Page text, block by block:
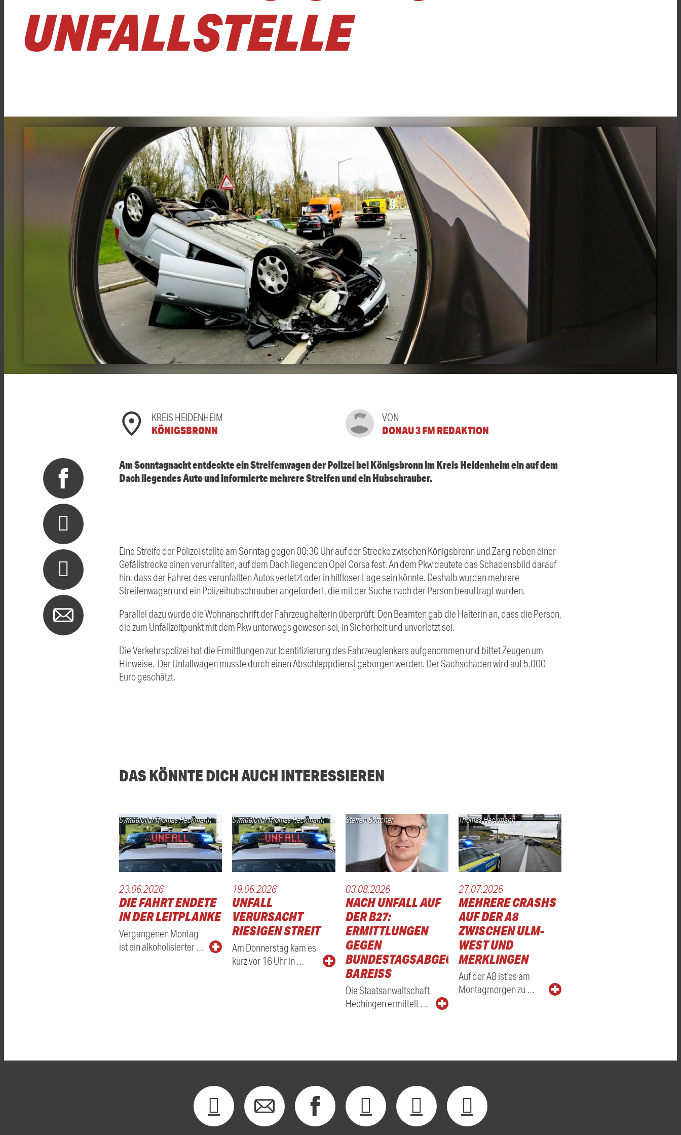
UNFALLSTELLE
KREIS HEIDENHEIM
KÖNIGSBRONN
VON
DONAU 3 FM REDAKTION
Am Sonntagnacht entdeckte ein Streifenwagen der Polizei bei Königsbronn im Kreis Heidenheim ein auf dem
Dach liegendes Auto und informierte mehrere Streifen und ein Hubschrauber.
Eine Streife der Polizei stellte am Sonntag gegen 00:30 Uhr auf der Strecke zwischen Königsbronn und Zang neben einer
Gefällstrecke einen verunfallten, auf dem Dach liegenden Opel Corsa fest. An dem Pkw deutete das Schadensbild darauf
hin, dass der Fahrer des verunfallten Autos verletzt oder in hilfloser Lage sein könnte. Deshalb wurden mehrere
Streifenwagen und ein Polizeihubschrauber angefordert, die mit der Suche nach der Person beauftragt wurden.
Parallel dazu wurde die Wohnanschrift der Fahrzeughalterin überprüft. Den Beamten gab die Halterin an, dass die Person,
die zum Unfallzeitpunkt mit dem Pkw unterwegs gewesen sei, in Sicherheit und unverletzt sei.
Die Verkehrspolizei hat die Ermittlungen zur Identifizierung des Fahrzeuglenkers aufgenommen und bittet Zeugen um
Hinweise. Der Unfallwagen musste durch einen Abschleppdienst geborgen werden. Der Sachschaden wird auf 5.000
Euro geschätzt.
DAS KÖNNTE DICH AUCH INTERESSIEREN
Symbolbild/Thomas Heckmann
23.06.2026
DIE FAHRT ENDETE
IN DER LEITPLANKE
Vergangenen Montag
ist ein alkoholisierter …
Symbolbild/Thomas Heckmann
19.06.2026
UNFALL
VERURSACHT
RIESIGEN STREIT
Am Donnerstag kam es
kurz vor 16 Uhr in …
Steffen Böttcher
03.08.2026
NACH UNFALL AUF
DER B27:
ERMITTLUNGEN
GEGEN
BUNDESTAGSABGEORDNETEN
BAREISS
Die Staatsanwaltschaft
Hechingen ermittelt …
Thomas Heckmann
27.07.2026
MEHRERE CRASHS
AUF DER A8
ZWISCHEN ULM-
WEST UND
MERKLINGEN
Auf der A8 ist es am
Montagmorgen zu …